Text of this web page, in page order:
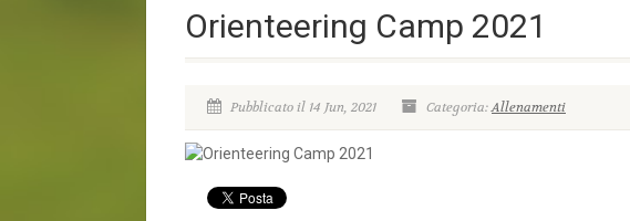
Orienteering Camp 2021
Pubblicato il 14 Jun, 2021 Categoria:Allenamenti